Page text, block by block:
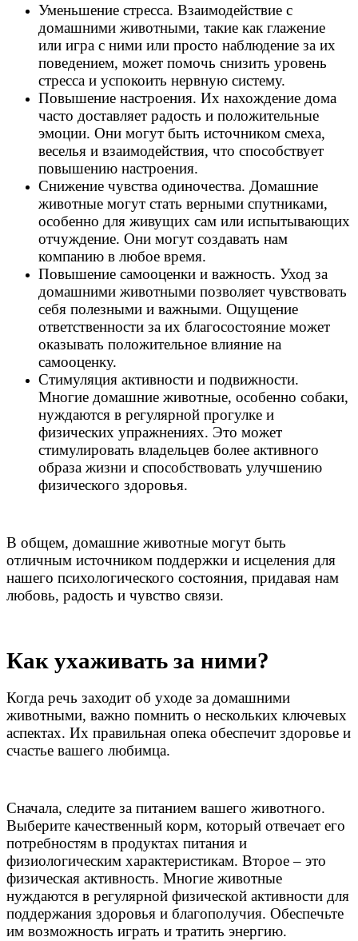
Уменьшение стресса. Взаимодействие с
домашними животными, такие как глажение
или игра с ними или просто наблюдение за их
поведением, может помочь снизить уровень
стресса и успокоить нервную систему.
Повышение настроения. Их нахождение дома
часто доставляет радость и положительные
эмоции. Они могут быть источником смеха,
веселья и взаимодействия, что способствует
повышению настроения.
Снижение чувства одиночества. Домашние
животные могут стать верными спутниками,
особенно для живущих сам или испытывающих
отчуждение. Они могут создавать нам
компанию в любое время.
Повышение самооценки и важность. Уход за
домашними животными позволяет чувствовать
себя полезными и важными. Ощущение
ответственности за их благосостояние может
оказывать положительное влияние на
самооценку.
Стимуляция активности и подвижности.
Многие домашние животные, особенно собаки,
нуждаются в регулярной прогулке и
физических упражнениях. Это может
стимулировать владельцев более активного
образа жизни и способствовать улучшению
физического здоровья.
В общем, домашние животные могут быть
отличным источником поддержки и исцеления для
нашего психологического состояния, придавая нам
любовь, радость и чувство связи.
Как ухаживать за ними?
Когда речь заходит об уходе за домашними
животными, важно помнить о нескольких ключевых
аспектах. Их правильная опека обеспечит здоровье и
счастье вашего любимца.
Сначала, следите за питанием вашего животного.
Выберите качественный корм, который отвечает его
потребностям в продуктах питания и
физиологическим характеристикам. Второе – это
физическая активность. Многие животные
нуждаются в регулярной физической активности для
поддержания здоровья и благополучия. Обеспечьте
им возможность играть и тратить энергию.